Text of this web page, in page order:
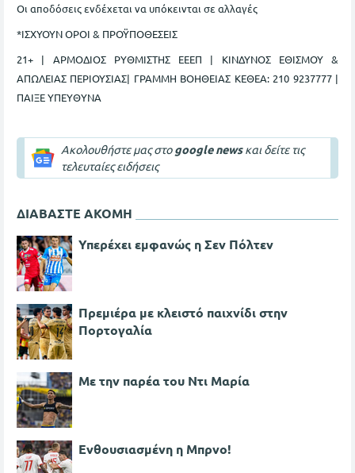
Οι αποδόσεις ενδέχεται να υπόκεινται σε αλλαγές
*ΙΣΧΥΟΥΝ ΟΡΟΙ & ΠΡΟΫΠΟΘΕΣΕΙΣ
21+ | ΑΡΜΟΔΙΟΣ ΡΥΘΜΙΣΤΗΣ ΕΕΕΠ | ΚΙΝΔΥΝΟΣ ΕΘΙΣΜΟΥ &
ΑΠΩΛΕΙΑΣ ΠΕΡΙΟΥΣΙΑΣ| ΓΡΑΜΜΗ ΒΟΗΘΕΙΑΣ ΚΕΘΕΑ: 210 9237777 |
ΠΑΙΞΕ ΥΠΕΥΘΥΝA
Ακολουθήστε μας στοgoogle newsκαι δείτε τις
τελευταίες ειδήσεις
ΔΙΑΒΑΣΤΕ ΑΚΟΜΗ
Υπερέχει εμφανώς η Σεν Πόλτεν
Πρεμιέρα με κλειστό παιχνίδι στην
Πορτογαλία
Με την παρέα του Ντι Μαρία
Ενθουσιασμένη η Μπρνο!